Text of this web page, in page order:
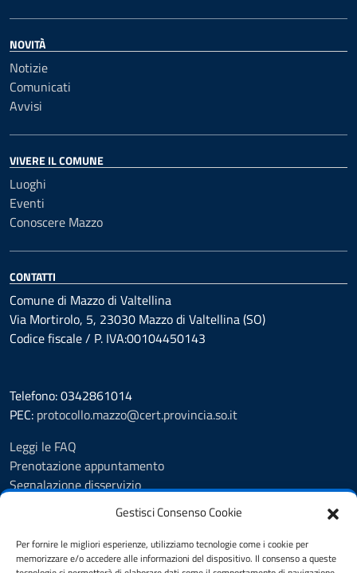
Gestisci Consenso Cookie
Per fornire le migliori esperienze, utilizziamo tecnologie come i cookie per
memorizzare e/o accedere alle informazioni del dispositivo. Il consenso a queste
NOVITÀ
Notizie
Comunicati
Avvisi
VIVERE IL COMUNE
Luoghi
Eventi
Conoscere Mazzo
CONTATTI
Comune di Mazzo di Valtellina
Via Mortirolo, 5, 23030 Mazzo di Valtellina (SO)
Codice fiscale / P. IVA:00104450143
Telefono: 0342861014
PEC: protocollo.mazzo@cert.provincia.so.it
Leggi le FAQ
Prenotazione appuntamento
Segnalazione disservizio
Richiesta assistenza
Albo Pretorio
Amministrazione trasparente